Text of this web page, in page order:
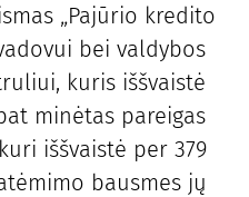
„Pajūrio kredito
bei valdybos
kuris iššvaistė
minėtas pareigas
iššvaistė per 379
bausmes jų